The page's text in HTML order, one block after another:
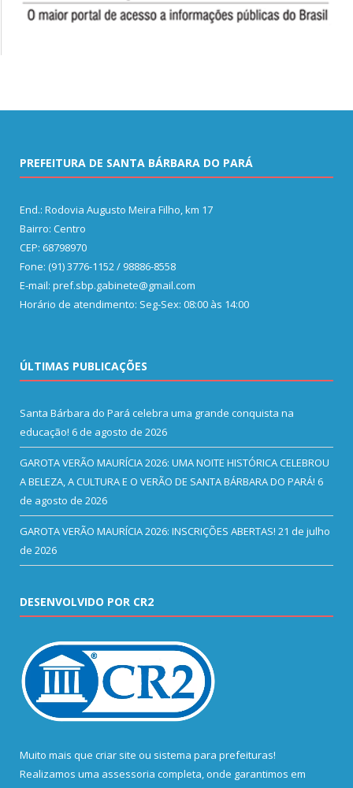
PREFEITURA DE SANTA BÁRBARA DO PARÁ
End.: Rodovia Augusto Meira Filho, km 17
Bairro: Centro
CEP: 68798970
Fone: (91) 3776-1152 / 98886-8558
E-mail: pref.sbp.gabinete@gmail.com
Horário de atendimento: Seg-Sex: 08:00 às 14:00
ÚLTIMAS PUBLICAÇÕES
Santa Bárbara do Pará celebra uma grande conquista na
educação! 6 de agosto de 2026
GAROTA VERÃO MAURÍCIA 2026: UMA NOITE HISTÓRICA CELEBROU
A BELEZA, A CULTURA E O VERÃO DE SANTA BÁRBARA DO PARÁ! 6
de agosto de 2026
GAROTA VERÃO MAURÍCIA 2026: INSCRIÇÕES ABERTAS! 21 de julho
de 2026
DESENVOLVIDO POR CR2
Muito mais que criar site ou sistema para prefeituras!
Realizamos uma assessoria completa, onde garantimos em